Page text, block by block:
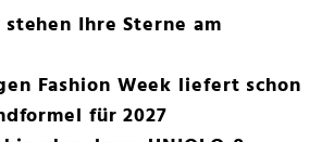
stehen Ihre Sterne am
Fashion Week liefert schon
für 2027